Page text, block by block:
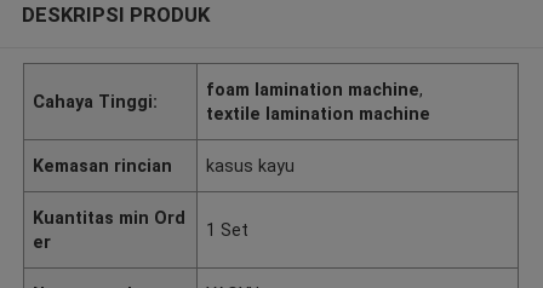
DESKRIPSI PRODUK
Cahaya Tinggi:
foam lamination machine,
textile lamination machine
Kemasan rincian kasus kayu
Kuantitas min Ord
er
1 Set